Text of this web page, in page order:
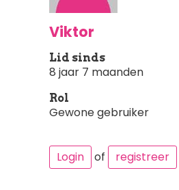
Viktor
Lid sinds
8 jaar 7 maanden
Rol
Gewone gebruiker
Login of registreer